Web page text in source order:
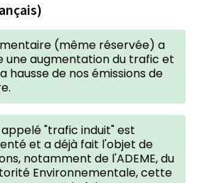
(même réservée) a
une augmentation du trafic et
hausse de nos émissions de
"trafic induit" est
et a déjà fait l'objet de
notamment de l'ADEME, du
Environnementale, cette